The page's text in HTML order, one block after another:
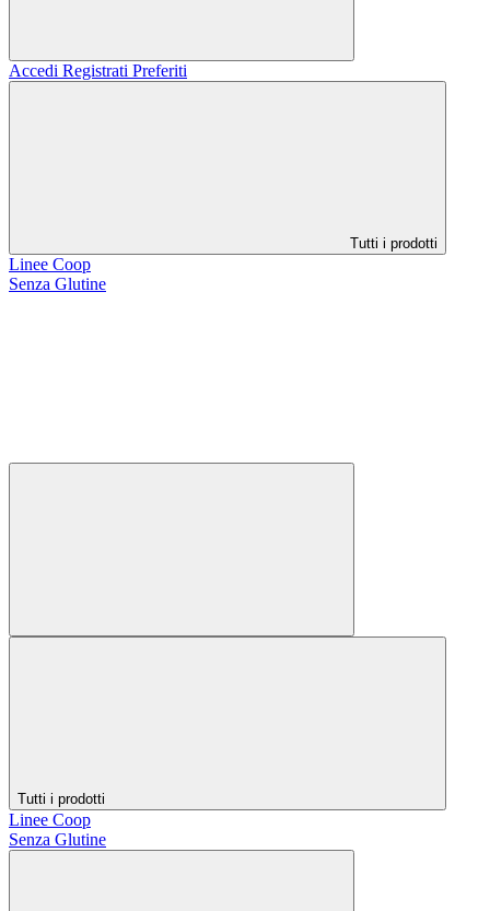
Accedi Registrati Preferiti
Tutti i prodotti
Linee Coop
Senza Glutine
Tutti i prodotti
Linee Coop
Senza Glutine